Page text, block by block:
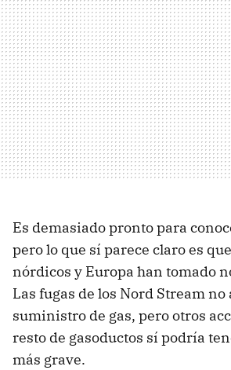
Es demasiado pronto para
pero lo que sí parece claro es
nórdicos y Europa han tomado
Las fugas de los Nord Stream
suministro de gas, pero otros
resto de gasoductos sí podría
más grave.